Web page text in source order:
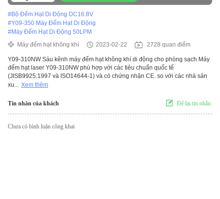
#Bộ Đếm Hạt Di Động DC16.8V
#Y09-350 Máy Đếm Hạt Di Động
#Máy Đếm Hạt Di Động 50LPM
Máy đếm hạt không khí
2023-02-22 2728 quan điểm
Y09-310NW Sáu kênh máy đếm hạt không khí di động cho phòng sạch Máy
đếm hạt laser Y09-310NW phù hợp với các tiêu chuẩn quốc tế
(JISB9925:1997 và ISO14644-1) và có chứng nhận CE. so với các nhà sản
xu... Xem thêm
Tin nhắn của khách Để lại tin nhắn.
Chưa có bình luận công khai